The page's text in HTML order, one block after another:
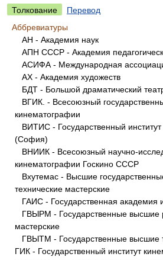
Толкование
Перевод
Аббревиатуры
АН - Академия наук
АПН СССР - Академия
АСИФА - Международная
АХ - Академия художеств
БДТ - Большой драматический
ВГИК. - Всесоюзный
кинематографии
ВИТИС - Государственный институт
(София)
ВНИИК - Всесоюзный научно-
кинематографии Госкино СССР
Вхутемас - Высшие
технические мастерские
ГАИС - Государственная академия
ГВЫРМ - Государственные высшие
мастерские
ГВЫТМ - Государственные высшие
ГИК - Государственный институт